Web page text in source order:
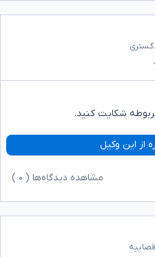
شکایت کنید.
از این وکیل
مشاهده دیدگاه‌ها ( ۰